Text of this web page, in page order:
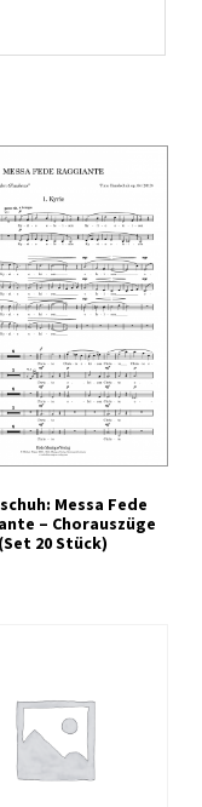
Messa Fede
– Chorauszüge
(Set 20 Stück)